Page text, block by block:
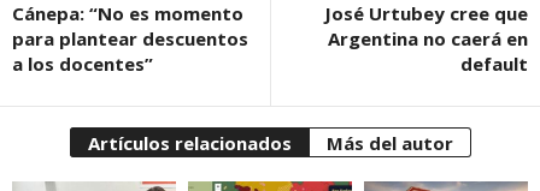
Cánepa: “No es momento
para plantear descuentos
a los docentes”
José Urtubey cree que
Argentina no caerá en
default
Artículos relacionados Más del autor